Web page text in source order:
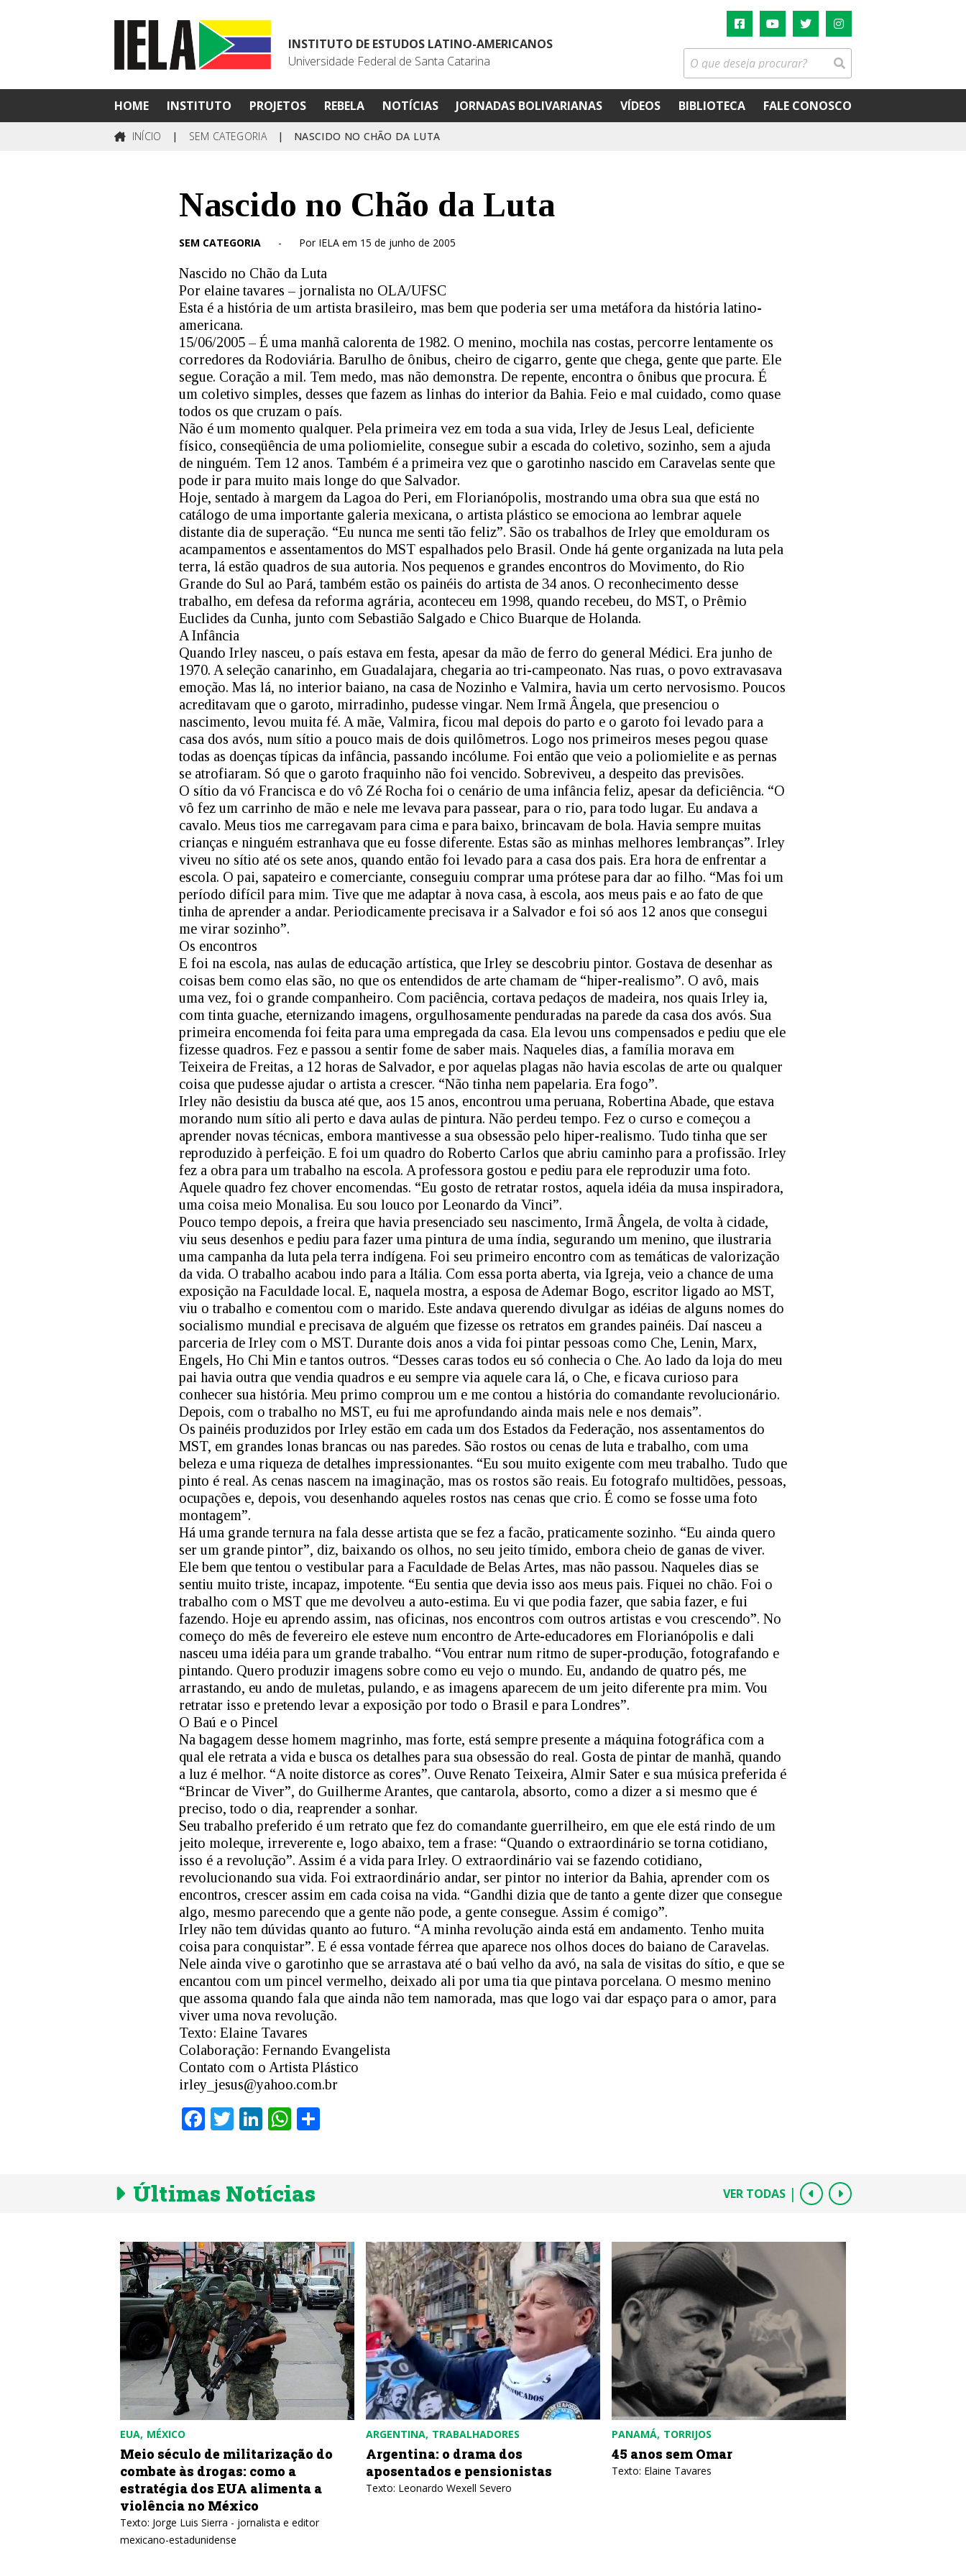
INSTITUTO DE ESTUDOS LATINO-AMERICANOS
Universidade Federal de Santa Catarina
HOME INSTITUTO PROJETOS REBELA NOTÍCIAS JORNADAS BOLIVARIANAS VÍDEOS BIBLIOTECA FALE CONOSCO
INÍCIO | SEM CATEGORIA | NASCIDO NO CHÃO DA LUTA
Nascido no Chão da Luta
SEM CATEGORIA - Por IELA em 15 de junho de 2005
Nascido no Chão da Luta
Por elaine tavares – jornalista no OLA/UFSC
Esta é a história de um artista brasileiro, mas bem que poderia ser uma metáfora da história latino-
americana.
15/06/2005 – É uma manhã calorenta de 1982. O menino, mochila nas costas, percorre lentamente os
corredores da Rodoviária. Barulho de ônibus, cheiro de cigarro, gente que chega, gente que parte. Ele
segue. Coração a mil. Tem medo, mas não demonstra. De repente, encontra o ônibus que procura. É
um coletivo simples, desses que fazem as linhas do interior da Bahia. Feio e mal cuidado, como quase
todos os que cruzam o país.
Não é um momento qualquer. Pela primeira vez em toda a sua vida, Irley de Jesus Leal, deficiente
físico, conseqüência de uma poliomielite, consegue subir a escada do coletivo, sozinho, sem a ajuda
de ninguém. Tem 12 anos. Também é a primeira vez que o garotinho nascido em Caravelas sente que
pode ir para muito mais longe do que Salvador.
Hoje, sentado à margem da Lagoa do Peri, em Florianópolis, mostrando uma obra sua que está no
catálogo de uma importante galeria mexicana, o artista plástico se emociona ao lembrar aquele
distante dia de superação. “Eu nunca me senti tão feliz”. São os trabalhos de Irley que emolduram os
acampamentos e assentamentos do MST espalhados pelo Brasil. Onde há gente organizada na luta pela
terra, lá estão quadros de sua autoria. Nos pequenos e grandes encontros do Movimento, do Rio
Grande do Sul ao Pará, também estão os painéis do artista de 34 anos. O reconhecimento desse
trabalho, em defesa da reforma agrária, aconteceu em 1998, quando recebeu, do MST, o Prêmio
Euclides da Cunha, junto com Sebastião Salgado e Chico Buarque de Holanda.
A Infância
Quando Irley nasceu, o país estava em festa, apesar da mão de ferro do general Médici. Era junho de
1970. A seleção canarinho, em Guadalajara, chegaria ao tri-campeonato. Nas ruas, o povo extravasava
emoção. Mas lá, no interior baiano, na casa de Nozinho e Valmira, havia um certo nervosismo. Poucos
acreditavam que o garoto, mirradinho, pudesse vingar. Nem Irmã Ângela, que presenciou o
nascimento, levou muita fé. A mãe, Valmira, ficou mal depois do parto e o garoto foi levado para a
casa dos avós, num sítio a pouco mais de dois quilômetros. Logo nos primeiros meses pegou quase
todas as doenças típicas da infância, passando incólume. Foi então que veio a poliomielite e as pernas
se atrofiaram. Só que o garoto fraquinho não foi vencido. Sobreviveu, a despeito das previsões.
O sítio da vó Francisca e do vô Zé Rocha foi o cenário de uma infância feliz, apesar da deficiência. “O
vô fez um carrinho de mão e nele me levava para passear, para o rio, para todo lugar. Eu andava a
cavalo. Meus tios me carregavam para cima e para baixo, brincavam de bola. Havia sempre muitas
crianças e ninguém estranhava que eu fosse diferente. Estas são as minhas melhores lembranças”. Irley
viveu no sítio até os sete anos, quando então foi levado para a casa dos pais. Era hora de enfrentar a
escola. O pai, sapateiro e comerciante, conseguiu comprar uma prótese para dar ao filho. “Mas foi um
período difícil para mim. Tive que me adaptar à nova casa, à escola, aos meus pais e ao fato de que
tinha de aprender a andar. Periodicamente precisava ir a Salvador e foi só aos 12 anos que consegui
me virar sozinho”.
Os encontros
E foi na escola, nas aulas de educação artística, que Irley se descobriu pintor. Gostava de desenhar as
coisas bem como elas são, no que os entendidos de arte chamam de “hiper-realismo”. O avô, mais
uma vez, foi o grande companheiro. Com paciência, cortava pedaços de madeira, nos quais Irley ia,
com tinta guache, eternizando imagens, orgulhosamente penduradas na parede da casa dos avós. Sua
primeira encomenda foi feita para uma empregada da casa. Ela levou uns compensados e pediu que ele
fizesse quadros. Fez e passou a sentir fome de saber mais. Naqueles dias, a família morava em
Teixeira de Freitas, a 12 horas de Salvador, e por aquelas plagas não havia escolas de arte ou qualquer
coisa que pudesse ajudar o artista a crescer. “Não tinha nem papelaria. Era fogo”.
Irley não desistiu da busca até que, aos 15 anos, encontrou uma peruana, Robertina Abade, que estava
morando num sítio ali perto e dava aulas de pintura. Não perdeu tempo. Fez o curso e começou a
aprender novas técnicas, embora mantivesse a sua obsessão pelo hiper-realismo. Tudo tinha que ser
reproduzido à perfeição. E foi um quadro do Roberto Carlos que abriu caminho para a profissão. Irley
fez a obra para um trabalho na escola. A professora gostou e pediu para ele reproduzir uma foto.
Aquele quadro fez chover encomendas. “Eu gosto de retratar rostos, aquela idéia da musa inspiradora,
uma coisa meio Monalisa. Eu sou louco por Leonardo da Vinci”.
Pouco tempo depois, a freira que havia presenciado seu nascimento, Irmã Ângela, de volta à cidade,
viu seus desenhos e pediu para fazer uma pintura de uma índia, segurando um menino, que ilustraria
uma campanha da luta pela terra indígena. Foi seu primeiro encontro com as temáticas de valorização
da vida. O trabalho acabou indo para a Itália. Com essa porta aberta, via Igreja, veio a chance de uma
exposição na Faculdade local. E, naquela mostra, a esposa de Ademar Bogo, escritor ligado ao MST,
viu o trabalho e comentou com o marido. Este andava querendo divulgar as idéias de alguns nomes do
socialismo mundial e precisava de alguém que fizesse os retratos em grandes painéis. Daí nasceu a
parceria de Irley com o MST. Durante dois anos a vida foi pintar pessoas como Che, Lenin, Marx,
Engels, Ho Chi Min e tantos outros. “Desses caras todos eu só conhecia o Che. Ao lado da loja do meu
pai havia outra que vendia quadros e eu sempre via aquele cara lá, o Che, e ficava curioso para
conhecer sua história. Meu primo comprou um e me contou a história do comandante revolucionário.
Depois, com o trabalho no MST, eu fui me aprofundando ainda mais nele e nos demais”.
Os painéis produzidos por Irley estão em cada um dos Estados da Federação, nos assentamentos do
MST, em grandes lonas brancas ou nas paredes. São rostos ou cenas de luta e trabalho, com uma
beleza e uma riqueza de detalhes impressionantes. “Eu sou muito exigente com meu trabalho. Tudo que
pinto é real. As cenas nascem na imaginação, mas os rostos são reais. Eu fotografo multidões, pessoas,
ocupações e, depois, vou desenhando aqueles rostos nas cenas que crio. É como se fosse uma foto
montagem”.
Há uma grande ternura na fala desse artista que se fez a facão, praticamente sozinho. “Eu ainda quero
ser um grande pintor”, diz, baixando os olhos, no seu jeito tímido, embora cheio de ganas de viver.
Ele bem que tentou o vestibular para a Faculdade de Belas Artes, mas não passou. Naqueles dias se
sentiu muito triste, incapaz, impotente. “Eu sentia que devia isso aos meus pais. Fiquei no chão. Foi o
trabalho com o MST que me devolveu a auto-estima. Eu vi que podia fazer, que sabia fazer, e fui
fazendo. Hoje eu aprendo assim, nas oficinas, nos encontros com outros artistas e vou crescendo”. No
começo do mês de fevereiro ele esteve num encontro de Arte-educadores em Florianópolis e dali
nasceu uma idéia para um grande trabalho. “Vou entrar num ritmo de super-produção, fotografando e
pintando. Quero produzir imagens sobre como eu vejo o mundo. Eu, andando de quatro pés, me
arrastando, eu ando de muletas, pulando, e as imagens aparecem de um jeito diferente pra mim. Vou
retratar isso e pretendo levar a exposição por todo o Brasil e para Londres”.
O Baú e o Pincel
Na bagagem desse homem magrinho, mas forte, está sempre presente a máquina fotográfica com a
qual ele retrata a vida e busca os detalhes para sua obsessão do real. Gosta de pintar de manhã, quando
a luz é melhor. “A noite distorce as cores”. Ouve Renato Teixeira, Almir Sater e sua música preferida é
“Brincar de Viver”, do Guilherme Arantes, que cantarola, absorto, como a dizer a si mesmo que é
preciso, todo o dia, reaprender a sonhar.
Seu trabalho preferido é um retrato que fez do comandante guerrilheiro, em que ele está rindo de um
jeito moleque, irreverente e, logo abaixo, tem a frase: “Quando o extraordinário se torna cotidiano,
isso é a revolução”. Assim é a vida para Irley. O extraordinário vai se fazendo cotidiano,
revolucionando sua vida. Foi extraordinário andar, ser pintor no interior da Bahia, aprender com os
encontros, crescer assim em cada coisa na vida. “Gandhi dizia que de tanto a gente dizer que consegue
algo, mesmo parecendo que a gente não pode, a gente consegue. Assim é comigo”.
Irley não tem dúvidas quanto ao futuro. “A minha revolução ainda está em andamento. Tenho muita
coisa para conquistar”. E é essa vontade férrea que aparece nos olhos doces do baiano de Caravelas.
Nele ainda vive o garotinho que se arrastava até o baú velho da avó, na sala de visitas do sítio, e que se
encantou com um pincel vermelho, deixado ali por uma tia que pintava porcelana. O mesmo menino
que assoma quando fala que ainda não tem namorada, mas que logo vai dar espaço para o amor, para
viver uma nova revolução.
Texto: Elaine Tavares
Colaboração: Fernando Evangelista
Contato com o Artista Plástico
irley_jesus@yahoo.com.br
Facebook
TwitterLinkedInWhatsApp
Últimas Notícias VER TODAS |
EUA MÉXICO
Meio século de militarização do
combate às drogas: como a
estratégia dos EUA alimenta a
violência no México
Texto: Jorge Luis Sierra - jornalista e editor
mexicano-estadunidense
ARGENTINA TRABALHADORES
Argentina: o drama dos
aposentados e pensionistas
Texto: Leonardo Wexell Severo
PANAMÁ TORRIJOS
45 anos sem Omar
Texto: Elaine Tavares